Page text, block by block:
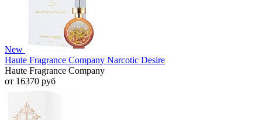
New
Haute Fragrance Company Narcotic Desire
Haute Fragrance Company
от 16370 руб